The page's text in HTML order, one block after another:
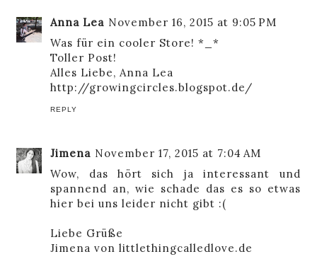
Anna Lea November 16, 2015 at 9:05 PM
Was für ein cooler Store! *_*
Toller Post!
Alles Liebe, Anna Lea
http://growingcircles.blogspot.de/
REPLY
Jimena November 17, 2015 at 7:04 AM
Wow, das hört sich ja interessant und
spannend an, wie schade das es so etwas
hier bei uns leider nicht gibt :(
Liebe Grüße
Jimena vonlittlethingcalledlove.de